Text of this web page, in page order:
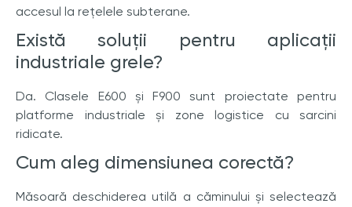
accesul la rețelele subterane.
Există soluții pentru aplicații
industriale grele?
Da. Clasele E600 și F900 sunt proiectate pentru
platforme industriale și zone logistice cu sarcini
ridicate.
Cum aleg dimensiunea corectă?
Măsoară deschiderea utilă a căminului și selectează